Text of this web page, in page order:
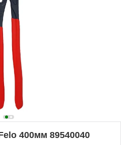
400мм 89540040